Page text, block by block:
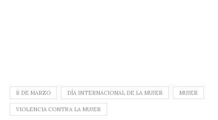
8 DE MARZO DÍA INTERNACIONAL DE LA MUJER MUJER
VIOLENCIA CONTRA LA MUJER